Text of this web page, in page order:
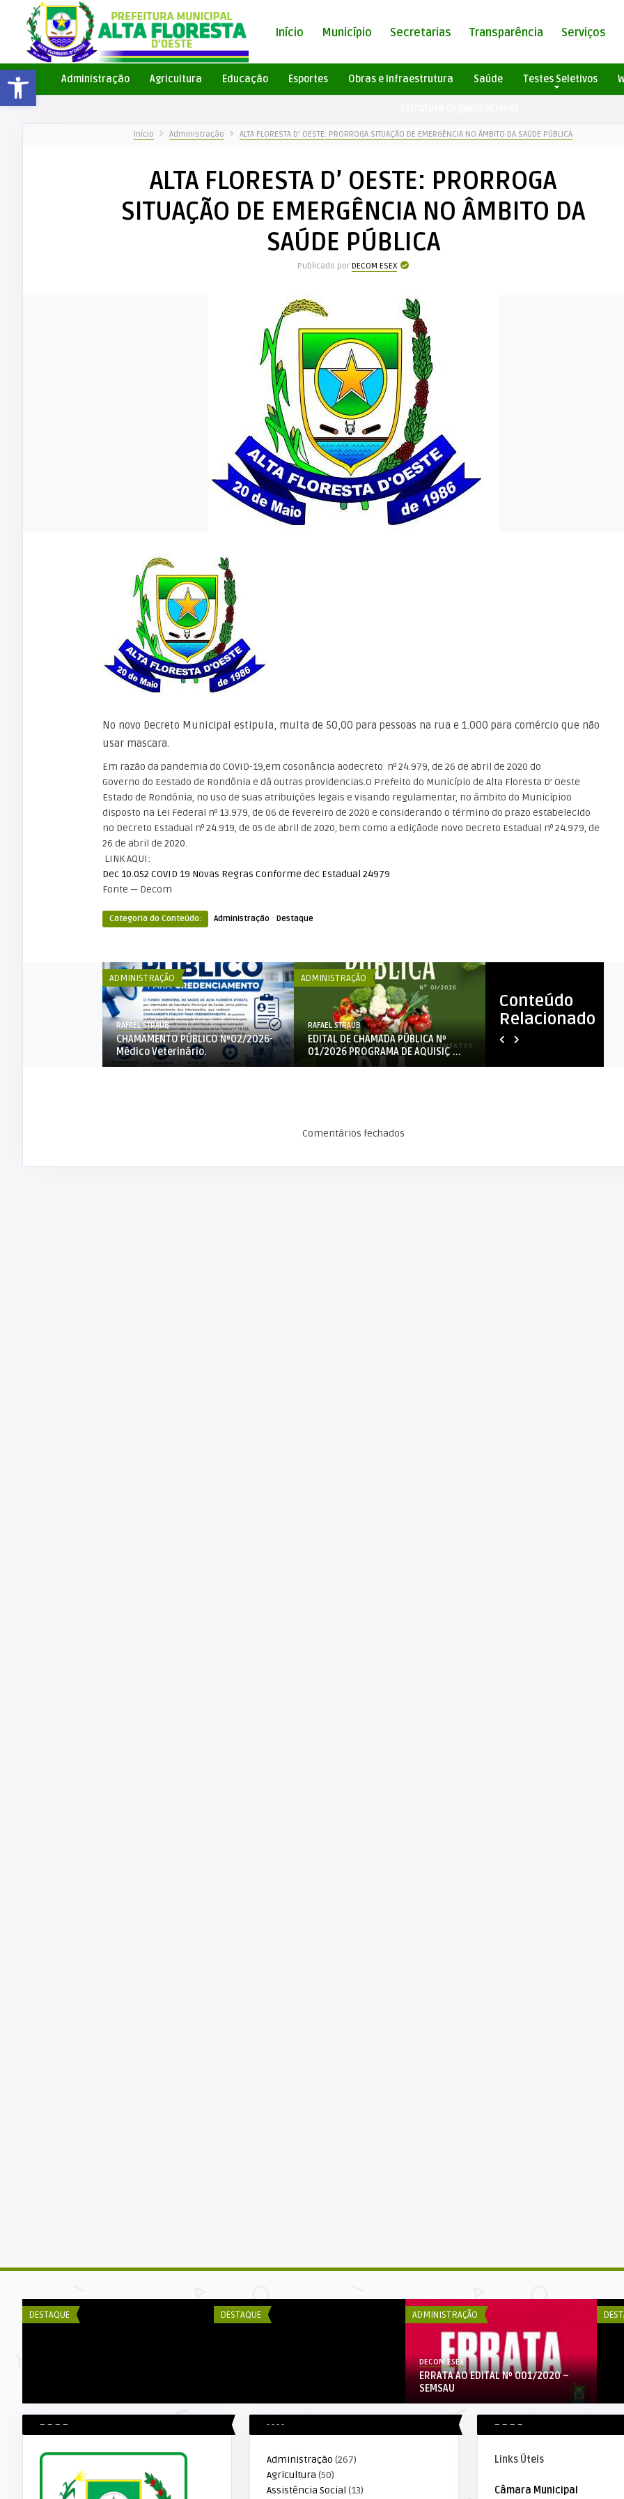
Barra de Ferramentas Aberta
Início Município Secretarias Transparência Serviços
Administração Agricultura Educação Esportes Obras e Infraestrutura Saúde Testes Seletivos
Início Administração ALTA FLORESTA D’ OESTE: PRORROGA SITUAÇÃO DE EMERGÊNCIA NO ÂMBITO DA SAÚDE PÚBLICA
ALTA FLORESTA D’ OESTE: PRORROGA
SITUAÇÃO DE EMERGÊNCIA NO ÂMBITO DA
SAÚDE PÚBLICA
Publicado por DECOM ESEX
No novo Decreto Municipal estipula, multa de 50,00 para pessoas na rua e 1.000 para comércio que não
usar mascara.
Em razão da pandemia do COVID-19,em cosonância aodecreto nº 24.979, de 26 de abril de 2020 do
Governo do Eestado de Rondônia e dá outras providencias.O Prefeito do Município de Alta Floresta D’ Oeste
Estado de Rondônia, no uso de suas atribuições legais e visando regulamentar, no âmbito do Municípioo
disposto na Lei Federal nº 13.979, de 06 de fevereiro de 2020 e considerando o término do prazo estabelecido
no Decreto Estadual nº 24.919, de 05 de abril de 2020, bem como a ediçãode novo Decreto Estadual nº 24.979, de
26 de abril de 2020.
LINK AQUI:
Dec 10.052 COVID 19 Novas Regras Conforme dec Estadual 24979
Fonte — Decom
Categoria do Conteúdo: Administração · Destaque
Conteúdo
Relacionado
ADMINISTRAÇÃO
RAFAEL STRAUB
CHAMAMENTO PÚBLICO Nº02/2026-
Médico Veterinário.
ADMINISTRAÇÃO
RAFAEL STRAUB
EDITAL DE CHAMADA PÚBLICA Nº
01/2026 PROGRAMA DE AQUISIÇ ...
RAFAEL STRAUB
CHAMAMENTO PÚBLICO 02-
Comentários fechados
DESTAQUE
PREFEITO VISITA CASA DE APOIO
DESTAQUE
Secretaria Municipal da Educação
ADMINISTRAÇÃO
DECOM ESEX
ERRATA AO EDITAL Nº 001/2020 –
SEMSAU
– – – – - - - -
Administração (267)
Agricultura (50)
Assistência Social (13)
– – – –
Links Úteis
Câmara Municipal